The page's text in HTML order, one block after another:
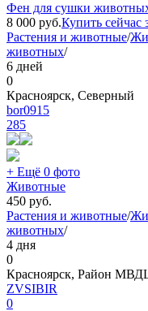
Фен для сушки
8 000 руб.Купить сейчас
Растения и животные/
животных/
6 дней
0
Красноярск, Северный
bor0915
285
+ Ещё 0 фото
Животные
450 руб.
Растения и животные/
животных/
4 дня
0
Красноярск, Район
ZVSIBIR
0